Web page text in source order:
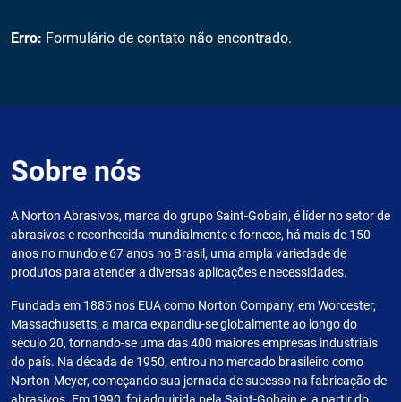
Erro: Formulário de contato não encontrado.
Sobre nós
A Norton Abrasivos, marca do grupo Saint-Gobain, é líder no setor de
abrasivos e reconhecida mundialmente e fornece, há mais de 150
anos no mundo e 67 anos no Brasil, uma ampla variedade de
produtos para atender a diversas aplicações e necessidades.
Fundada em 1885 nos EUA como Norton Company, em Worcester,
Massachusetts, a marca expandiu-se globalmente ao longo do
século 20, tornando-se uma das 400 maiores empresas industriais
do país. Na década de 1950, entrou no mercado brasileiro como
Norton-Meyer, começando sua jornada de sucesso na fabricação de